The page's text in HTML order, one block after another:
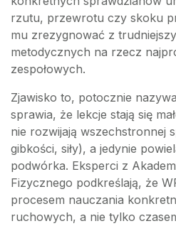
rzutu, przewrotu czy skoku
mu zrezygnować z
metodycznych na rzecz
zespołowych.
Zjawisko to, potocznie
sprawia, że lekcje stają się
nie rozwijają wszechstronnej
gibkości, siły), a jedynie
podwórka. Eksperci z
Fizycznego podkreślają, że
procesem nauczania
ruchowych, a nie tylko